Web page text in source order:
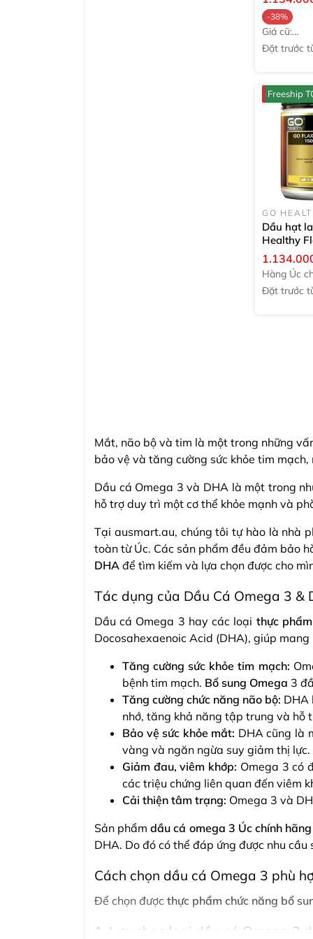
viên
-38%
Giá cũ:
1.824.000₫
Đặt trước
Freeship
GO
Dầu hạt
Healthy
1500mg
Hàng Úc
hãng
Đặt trước
Mắt, não bộ và tim là một trong những
bảo vệ và tăng cường sức khỏe tim
Dầu cá Omega 3 và DHA là một trong
hỗ trợ duy trì một cơ thể khỏe mạnh và
Tại ausmart.au, chúng tôi tự hào là nhà
toàn từ Úc. Các sản phẩm đều đảm bảo
DHA để tìm kiếm và lựa chọn được cho
Tác dụng của Dầu Cá Omega 3 &
Dầu cá Omega 3 hay các loại thực
Docosahexaenoic Acid (DHA), giúp
Tăng cường sức khỏe tim mạch:
bệnh tim mạch. Bổ sung Omega 3
Tăng cường chức năng não bộ: DHA
nhớ, tăng khả năng tập trung và hỗ
Bảo vệ sức khỏe mắt: DHA cũng là
vàng và ngăn ngừa suy giảm thị lực.
Giảm đau, viêm khớp: Omega 3 có
các triệu chứng liên quan đến viêm
Cải thiện tâm trạng: Omega 3 và
Sản phẩm dầu cá omega 3 Úc chính hãng
DHA. Do đó có thể đáp ứng được nhu
Cách chọn dầu cá Omega 3 phù
Để chọn được thực phẩm chức năng bổ
1. Lựa chọn loại dầu cá Omega 3